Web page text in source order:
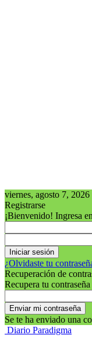
viernes, agosto 7, 2026
Registrarse
¡Bienvenido! Ingresa
¿Olvidaste tu
Recuperación de
Recupera tu contraseña
Se te ha enviado una
Diario Paradigma